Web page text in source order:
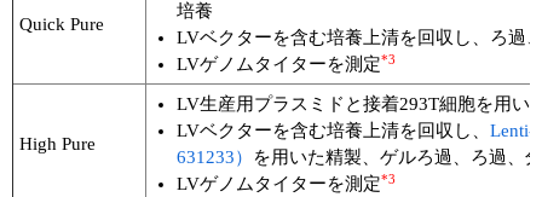
Quick Pure
培養
LVベクターを含む培養上清を回収し、ろ過
LVゲノムタイターを測定*3
High Pure
LV生産用プラスミドと接着293T細胞を用い
LVベクターを含む培養上清を回収し、 Lenti-
631233）
を用いた精製、ゲルろ過、ろ過、
LVゲノムタイターを測定*3